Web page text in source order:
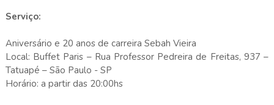
Serviço:
Aniversário e 20 anos de carreira Sebah Vieira
Local: Buffet Paris – Rua Professor Pedreira de Freitas, 937 –
Tatuapé – São Paulo - SP
Horário: a partir das 20:00hs